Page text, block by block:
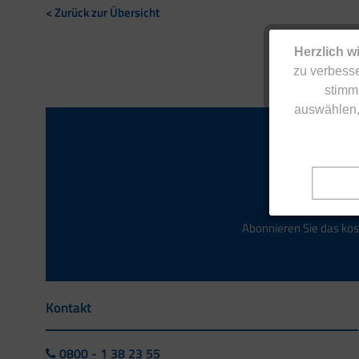
Herzlich
zu
< Zurück zur Übersicht
Abonnieren Sie das
Kontakt
0800 - 1 38 23 55